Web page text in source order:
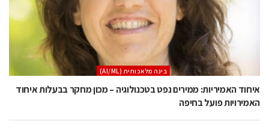
בינה מלאכותית (AI/ML)
איחוד האמיריות: ממירים נפט בטכנולוגיה – מכון מחקר בבעלות איחוד
האמירויות פועל בחיפה